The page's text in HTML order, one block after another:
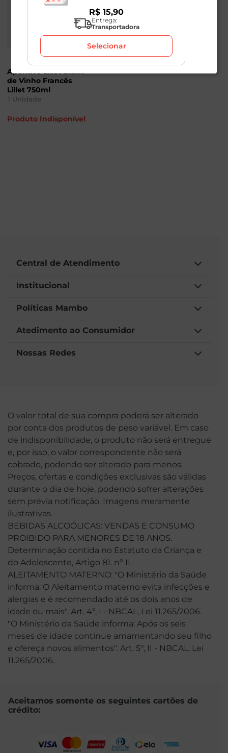
Produto Indisponível
Aperitivo Lillet Blanc
de Vinho Francês
Lillet 750ml
1 Unidade
Central de Atendimento
Institucional
Políticas Mambo
Atedimento ao Consumidor
Nossas Redes
O valor total de sua compra poderá ser alterado
por conta dos produtos de peso variável. Em caso
de indisponibilidade, o produto não será entregue
e, por isso, o valor correspondente não será
cobrado, podendo ser alterado para menos.
Preços, ofertas e condições exclusivas são válidas
durante o dia de hoje, podendo sofrer alterações
sem prévia notificação. Imagens meramente
ilustrativas.
BEBIDAS ALCOÓLICAS: VENDAS E CONSUMO
PROIBIDO PARA MENORES DE 18 ANOS.
Determinação contida no Estatuto da Criança e
do Adolescente, Artigo 81. nº II.
ALEITAMENTO MATERNO: "O Ministério da Saúde
informa: O Aleitamento materno evita infecções e
alergias e é recomendado até os dois anos de
idade ou mais". Art. 4º, I - NBCAL, Lei 11.265/2006.
"O Ministério da Saúde informa: Após os seis
meses de idade continue amamentando seu filho
e ofereça novos alimentos". Art. 5º, II - NBCAL, Lei
11.265/2006.
Aceitamos somente os seguintes cartões de
crédito:
R$ 15,90
Entrega:
Transportadora
Selecionar